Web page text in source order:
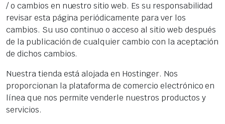
/ o cambios en nuestro sitio web. Es su responsabilidad
revisar esta página periódicamente para ver los
cambios. Su uso continuo o acceso al sitio web después
de la publicación de cualquier cambio con la aceptación
de dichos cambios.
Nuestra tienda está alojada en Hostinger. Nos
proporcionan la plataforma de comercio electrónico en
línea que nos permite venderle nuestros productos y
servicios.